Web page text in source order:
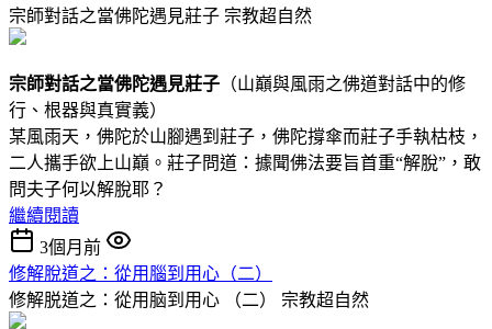
宗師對話之當佛陀遇見莊子 宗教超自然
宗師對話之當佛陀遇見莊子 （山巔與風雨之佛道對話中的修
行、根器與真實義）
某風雨天，佛陀於山腳遇到莊子，佛陀撐傘而莊子手執枯枝，
二人攜手欲上山巔。莊子問道：據聞佛法要旨首重“解脫”，敢
問夫子何以解脫耶？
繼續閱讀
3個月前
修解脫道之：從用腦到用心 （二）
修解脱道之：從用脑到用心 （二） 宗教超自然